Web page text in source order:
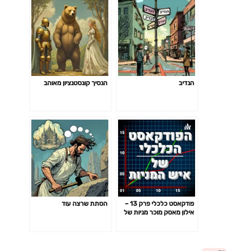
הנדיב הנסיך קונסטנציון מאוהב
פודקאסט כלכלי פרק 13 –
אילון מאסק מוכר מניות של
הסתת שרצה עוד